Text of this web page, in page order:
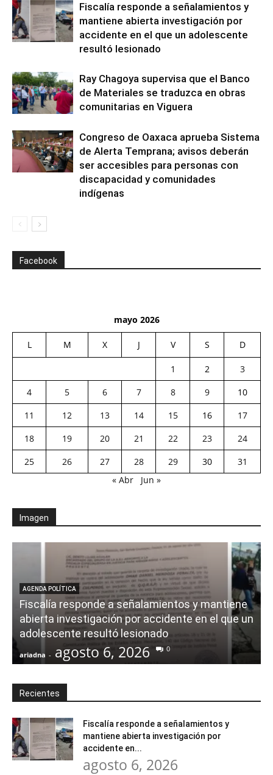
Fiscalía responde a señalamientos y
mantiene abierta investigación por
accidente en el que un adolescente
resultó lesionado
Ray Chagoya supervisa que el Banco
de Materiales se traduzca en obras
comunitarias en Viguera
Congreso de Oaxaca aprueba Sistema
de Alerta Temprana; avisos deberán
ser accesibles para personas con
discapacidad y comunidades
indígenas
Facebook
mayo 2026
L M X J V S D
1 2
3
4
5 6 7 8 9
10
11
12 13 14 15 16
17
18
19 20 21 22 23
24
25
26 27 28 29 30
31
« Abr
Jun »
Imagen
AGENDA POLÍTICA
Fiscalía responde a señalamientos y mantiene
abierta investigación por accidente en el que un
adolescente resultó lesionado
ariadna - agosto 6, 2026 0
Recientes
Fiscalía responde a señalamientos y
mantiene abierta investigación por
accidente en...
agosto 6, 2026